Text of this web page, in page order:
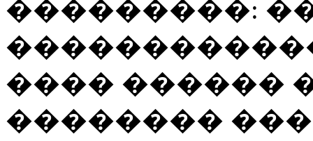
���������:
���� ������
��������